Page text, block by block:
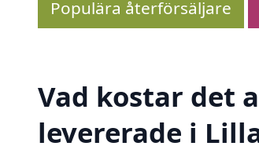
Populära återförsäljare
Vad kostar det
levererade i